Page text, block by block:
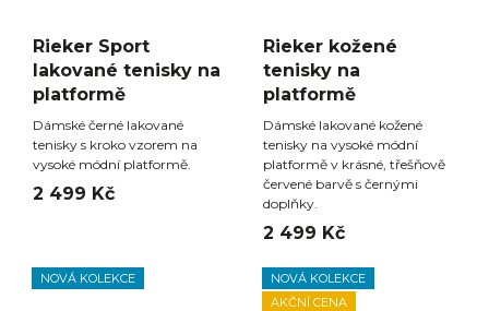
Rieker Sport
lakované tenisky na
platformě
Dámské černé lakované
tenisky s kroko vzorem na
vysoké módní platformě.
2 499 Kč
Rieker kožené
tenisky na
platformě
Dámské lakované kožené
tenisky na vysoké módní
platformě v krásné, třešňově
červené barvě s černými
doplňky.
2 499 Kč
NOVÁ KOLEKCE
NOVÁ KOLEKCE
AKČNÍ CENA